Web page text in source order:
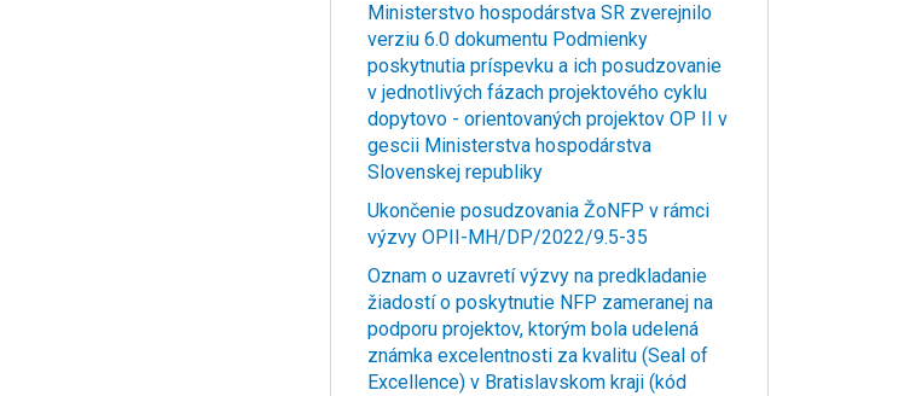
Ministerstvo hospodárstva SR zverejnilo
verziu 6.0 dokumentu Podmienky
poskytnutia príspevku a ich posudzovanie
v jednotlivých fázach projektového cyklu
dopytovo - orientovaných projektov OP II v
gescii Ministerstva hospodárstva
Slovenskej republiky
Ukončenie posudzovania ŽoNFP v rámci
výzvy OPII-MH/DP/2022/9.5-35
Oznam o uzavretí výzvy na predkladanie
žiadostí o poskytnutie NFP zameranej na
podporu projektov, ktorým bola udelená
známka excelentnosti za kvalitu (Seal of
Excellence) v Bratislavskom kraji (kód